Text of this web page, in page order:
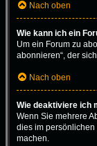
Nach oben
Wie kann ich ein
Um ein Forum zu
abonnieren“, der
Nach oben
Wie deaktiviere ich
Wenn Sie mehrere
dies im persönlichen
machen.